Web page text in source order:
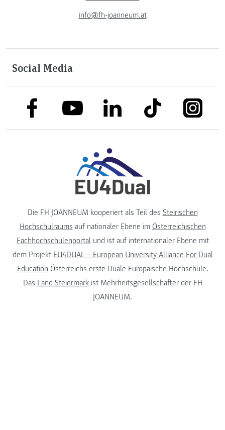
info@fh-joanneum.at
Social Media
link to facebooklink to youtubelink to linkedinlink to tiktok link to
Die FH JOANNEUM kooperiert als Teil des Steirischen
Hochschulraums auf nationaler Ebene im Österreichischen
Fachhochschulenportalund ist auf internationaler Ebene mit
dem Projekt EU4DUAL – European University Alliance For Dual
Education Österreichs erste Duale Europäische Hochschule.
Das Land Steiermarkist Mehrheitsgesellschafter der FH
JOANNEUM.